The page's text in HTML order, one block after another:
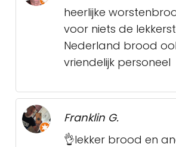
heerlijke
voor niets de
Nederland brood
vriendelijk personeel
Franklin G.
👌lekker brood en